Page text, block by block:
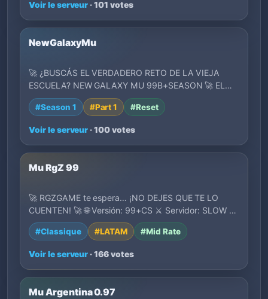
Voir le serveur · 101 votes
NewGalaxyMu
🚀 ¿BUSCÁS EL VERDADERO RETO DE LA VIEJA
ESCUELA? NEW GALAXY MU 99B+SEASON 🚀 EL
CLASICO QUE ESTA…
#Season 1 #Part 1 #Reset
Voir le serveur · 100 votes
Mu RgZ 99
🚀 RGZGAME te espera… ¡NO DEJES QUE TE LO
CUENTEN! 🚀 🌐 Versión: 99+CS ⚔️ Servidor: SLOW 💣
EXP: x…
#Classique #LATAM #Mid Rate
Voir le serveur · 166 votes
Mu Argentina 0.97